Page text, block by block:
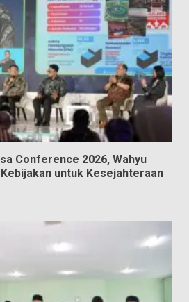
Conference 2026, Wahyu
untuk Kesejahteraan